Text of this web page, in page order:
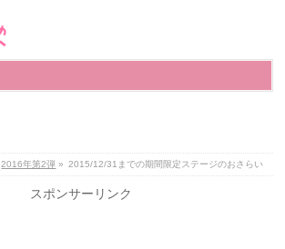
2016年第2弾 » 2015/12/31までの期間限定ステージのおさらい
スポンサーリンク